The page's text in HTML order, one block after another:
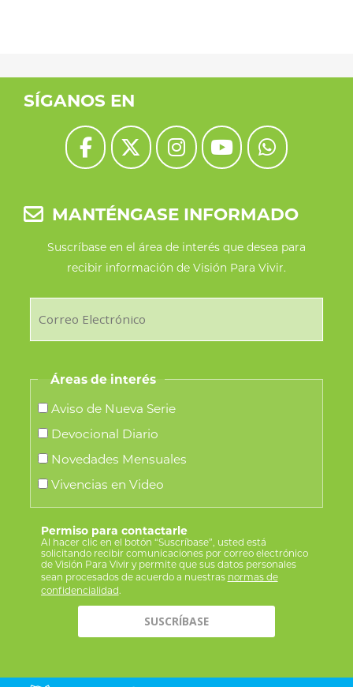
SÍGANOS EN
MANTÉNGASE INFORMADO
Suscríbase en el área de interés que desea para
recibir información de Visión Para Vivir.
Áreas de interés
Aviso de Nueva Serie
Devocional Diario
Novedades Mensuales
Vivencias en Video
Permiso para contactarle
Al hacer clic en el botón “Suscríbase”, usted está
solicitando recibir comunicaciones por correo electrónico
de Visión Para Vivir y permite que sus datos personales
sean procesados de acuerdo a nuestras normas de
confidencialidad.